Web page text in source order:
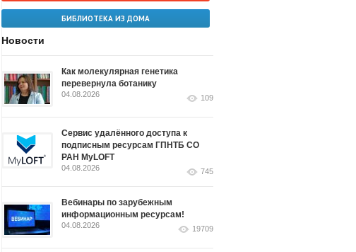
БИБЛИОТЕКА ИЗ ДОМА
Новости
Как молекулярная генетика
перевернула ботанику
04.08.2026 109
Сервис удалённого доступа к
подписным ресурсам ГПНТБ СО
РАН MyLOFT
04.08.2026 745
Вебинары по зарубежным
информационным ресурсам!
04.08.2026 19709